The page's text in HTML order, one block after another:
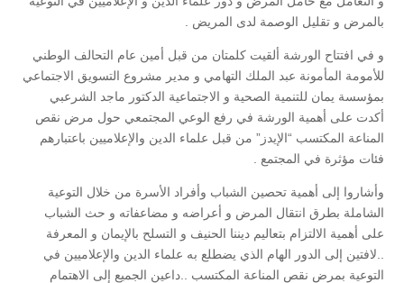
بالمرض و تقليل الوصمة لدى المريض .
و في افتتاح الورشة ألقيت كلمتان من قبل أمين عام التحالف الوطني
للأمومة المأمونة عبد الملك التهامي و مدير مشروع التسويق الاجتماعي
بمؤسسة يمان للتنمية الصحية و الاجتماعية الدكتور ماجد الشرعبي
أكدت على أهمية الورشة في رفع الوعي المجتمعي حول مرض نقص
المناعة المكتسب “الإيدز” من قبل علماء الدين والإعلاميين باعتبارهم
فئات مؤثرة في المجتمع .
وأشاروا إلى أهمية تحصين الشباب وأفراد الأسرة من خلال التوعية
الشاملة بطرق انتقال المرض و أعراضه و مضاعفاته و حث الشباب
على أهمية الالتزام بتعاليم ديننا الحنيف و التسلح بالإيمان و المعرفة
..لافتين إلى الدور الهام الذي يضطلع به علماء الدين والإعلاميين في
التوعية بمرض نقص المناعة المكتسب ..داعين الجميع إلى الاهتمام